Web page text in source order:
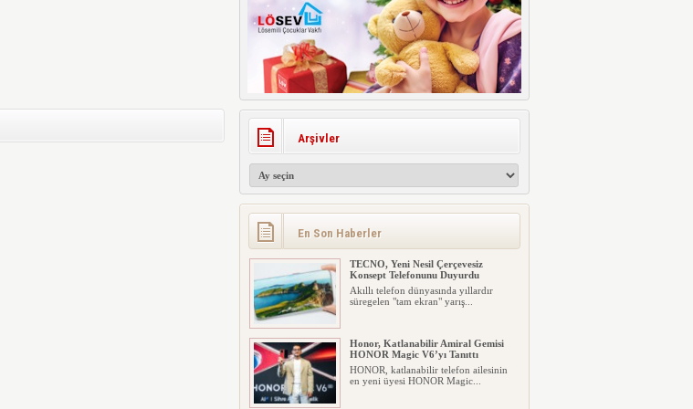
Arşivler
En Son Haberler
TECNO, Yeni Nesil Çerçevesiz
Konsept Telefonunu Duyurdu
Akıllı telefon dünyasında yıllardır
süregelen "tam ekran" yarış...
Honor, Katlanabilir Amiral Gemisi
HONOR Magic V6’yı Tanıttı
HONOR, katlanabilir telefon ailesinin
en yeni üyesi HONOR Magic...